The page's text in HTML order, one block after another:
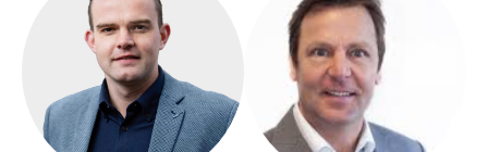
aan . 100% op onze kosten. Je zit nergens aan
vast.